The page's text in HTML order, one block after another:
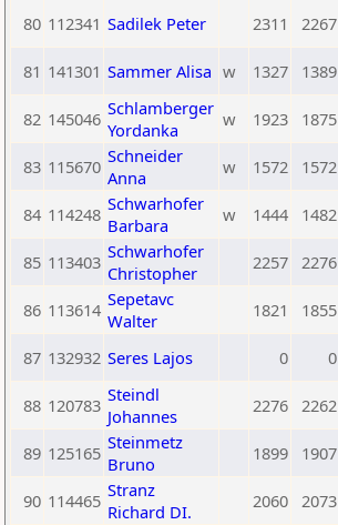
80 112341 Sadilek Peter 2311 2267
81 141301 Sammer Alisa w 1327 1389
82 145046 Schlamberger
Yordanka
w 1923 1875
83 115670 Schneider
Anna
w 1572 1572
84 114248 Schwarhofer
Barbara
w 1444 1482
85 113403 Schwarhofer
Christopher
2257 2276
86 113614 Sepetavc
Walter
1821 1855
87 132932 Seres Lajos 0 0
88 120783 Steindl
Johannes
2276 2262
89 125165 Steinmetz
Bruno
1899 1907
90 114465 Stranz
Richard DI.
2060 2073